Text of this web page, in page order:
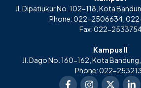
Jl. Dipatiukur No. 102-118, Kota
Phone: 022-2506634,
Fax: 022-
Kampus II
Jl. Dago No. 160-162, Kota
Phone: 022-